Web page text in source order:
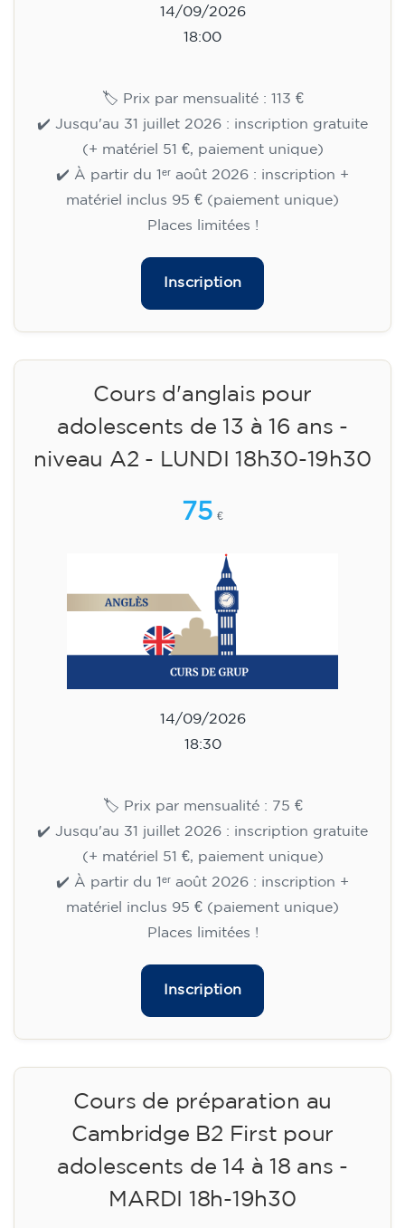
14/09/2026
18:00
🏷️ Prix par mensualité : 113 €
✔️ Jusqu'au 31 juillet 2026 : inscription gratuite
(+ matériel 51 €, paiement unique)
✔️ À partir du 1ᵉʳ août 2026 : inscription +
matériel inclus 95 € (paiement unique)
Places limitées !
Inscription
Cours d'anglais pour
adolescents de 13 à 16 ans -
niveau A2 - LUNDI 18h30-19h30
75 €
14/09/2026
18:30
🏷️ Prix par mensualité : 75 €
✔️ Jusqu'au 31 juillet 2026 : inscription gratuite
(+ matériel 51 €, paiement unique)
✔️ À partir du 1ᵉʳ août 2026 : inscription +
matériel inclus 95 € (paiement unique)
Places limitées !
Inscription
Cours de préparation au
Cambridge B2 First pour
adolescents de 14 à 18 ans -
MARDI 18h-19h30